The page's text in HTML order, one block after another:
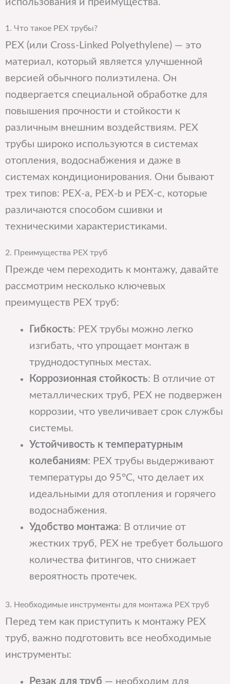
использования и преимущества.
1. Что такое PEX трубы?
PEX (или Cross-Linked Polyethylene) — это
материал, который является улучшенной
версией обычного полиэтилена. Он
подвергается специальной обработке для
повышения прочности и стойкости к
различным внешним воздействиям. PEX
трубы широко используются в системах
отопления, водоснабжения и даже в
системах кондиционирования. Они бывают
трех типов: PEX-a, PEX-b и PEX-c, которые
различаются способом сшивки и
техническими характеристиками.
2. Преимущества PEX труб
Прежде чем переходить к монтажу, давайте
рассмотрим несколько ключевых
преимуществ PEX труб:
Гибкость: PEX трубы можно легко
изгибать, что упрощает монтаж в
труднодоступных местах.
Коррозионная стойкость: В отличие от
металлических труб, PEX не подвержен
коррозии, что увеличивает срок службы
системы.
Устойчивость к температурным
колебаниям: PEX трубы выдерживают
температуры до 95°C, что делает их
идеальными для отопления и горячего
водоснабжения.
Удобство монтажа: В отличие от
жестких труб, PEX не требует большого
количества фитингов, что снижает
вероятность протечек.
3. Необходимые инструменты для монтажа PEX труб
Перед тем как приступить к монтажу PEX
труб, важно подготовить все необходимые
инструменты:
Резак для труб — необходим для